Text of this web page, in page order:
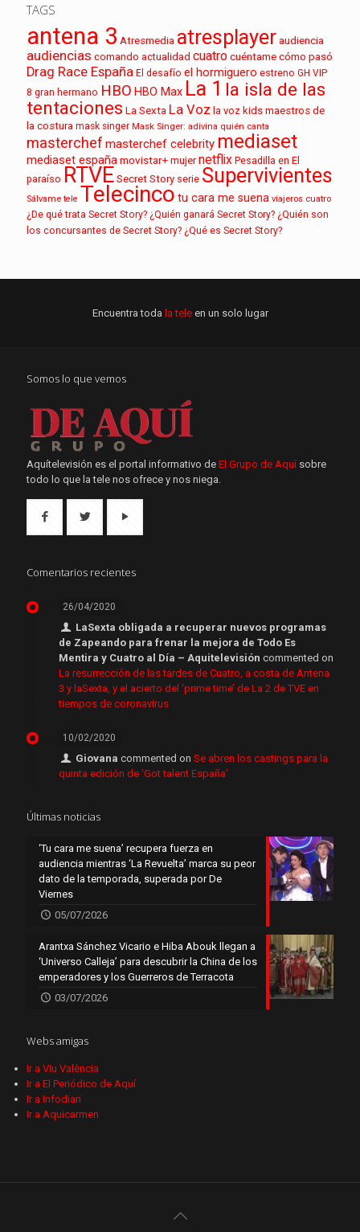
TAGS
antena 3 Atresmedia atresplayeraudiencia
audiencias comando actualidad cuatrocuéntame cómo pasó
Drag Race España El desafío el hormiguero estreno GH VIP
8 gran hermano HBO HBO Max La 1 la isla de las
tentaciones La Sexta La Voz la voz kids maestros de
la costura mask singer Mask Singer: adivina quién canta
masterchef masterchef celebrity mediaset
mediaset españa movistar+ mujer netflix Pesadilla en El
paraíso RTVE Secret Story serie Supervivientes
Sálvame tele Telecinco tu cara me suena viajeros cuatro
¿De qué trata Secret Story? ¿Quién ganará Secret Story? ¿Quién son
los concursantes de Secret Story? ¿Qué es Secret Story?
Encuentra toda la tele en un solo lugar
Somos lo que vemos
Aquítelevisión es el portal informativo de El Grupo de Aquí sobre
todo lo que la tele nos ofrece y nos niega.
Comentarios recientes
26/04/2020
LaSexta obligada a recuperar nuevos programas
de Zapeando para frenar la mejora de Todo Es
Mentira y Cuatro al Día – Aquitelevisión commented on
La resurrección de las tardes de Cuatro, a costa de Antena
3 y laSexta, y el acierto del ‘prime time’ de La 2 de TVE en
tiempos de coronavirus
10/02/2020
Giovana commented onSe abren los castings para la
quinta edición de ‘Got talent España’
Últimas noticias
‘Tu cara me suena’ recupera fuerza en
audiencia mientras ‘La Revuelta’ marca su peor
dato de la temporada, superada por De
Viernes
05/07/2026
Arantxa Sánchez Vicario e Hiba Abouk llegan a
‘Universo Calleja’ para descubrir la China de los
emperadores y los Guerreros de Terracota
03/07/2026
Webs amigas
Ir a Viu València
Ir a El Periódico de Aquí
Ir a Infodiari
Ir a Aquicarmen